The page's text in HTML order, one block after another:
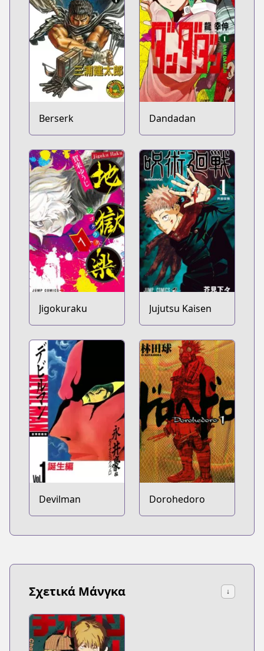
Berserk Dandadan
Jigokuraku Jujutsu Kaisen
Devilman Dorohedoro
Σχετικά Μάνγκα ↓